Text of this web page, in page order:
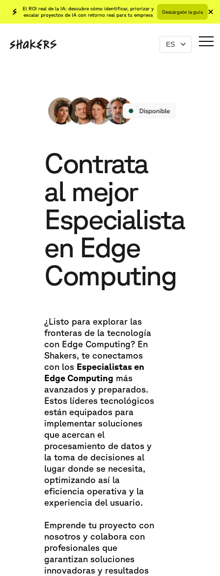
El ROI real de la IA: descubre cómo identificar, priorizar y
escalar proyectos de IA con retorno real para tu empresa
Descárgate la guía
Contrata
al mejor
Especialista
en Edge
Computing
¿Listo para explorar las
fronteras de la tecnología
con Edge Computing? En
Shakers, te conectamos
con los Especialistas en
Edge Computing más
avanzados y preparados.
Estos líderes tecnológicos
están equipados para
implementar soluciones
que acercan el
procesamiento de datos y
la toma de decisiones al
lugar donde se necesita,
optimizando así la
eficiencia operativa y la
experiencia del usuario.
Emprende tu proyecto con
nosotros y colabora con
profesionales que
garantizan soluciones
innovadoras y resultados